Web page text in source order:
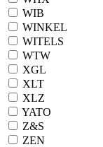
WIB
WINKEL
WITELS
WTW
XGL
XLT
XLZ
YATO
Z&S
ZEN